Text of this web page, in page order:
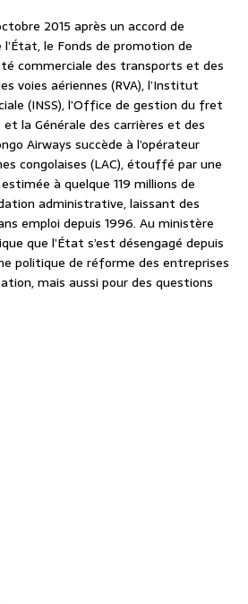
2015 après un accord de
le Fonds de promotion de
commerciale des transports et des
voies aériennes (RVA), l’Institut
(INSS), l’Office de gestion du fret
et la Générale des carrières et des
Airways succède à l’opérateur
congolaises (LAC), étouffé par une
à quelque 119 millions de
administrative, laissant des
emploi depuis 1996. Au ministère
que l’État s’est désengagé depuis
politique de réforme des entreprises
mais aussi pour des questions